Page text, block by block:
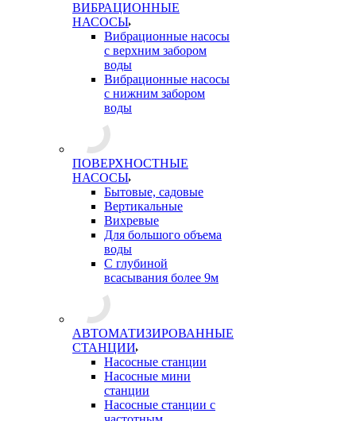
ВИБРАЦИОННЫЕ
НАСОСЫ
Вибрационные насосы
с верхним забором
воды
Вибрационные насосы
с нижним забором
воды
ПОВЕРХНОСТНЫЕ
НАСОСЫ
Бытовые, садовые
Вертикальные
Вихревые
Для большого объема
воды
С глубиной
всасывания более 9м
АВТОМАТИЗИРОВАННЫЕ
СТАНЦИИ
Насосные станции
Насосные мини
станции
Насосные станции с